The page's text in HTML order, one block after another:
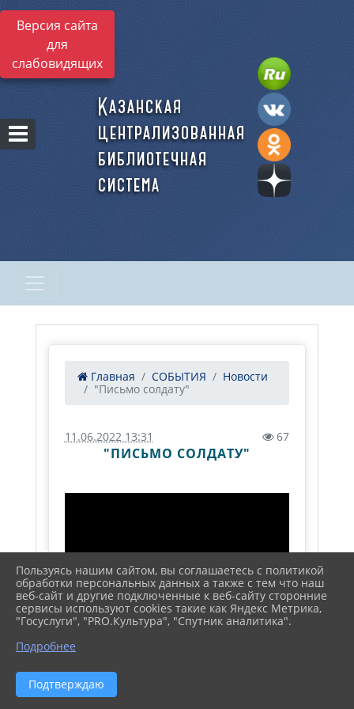
Версия сайта
для
слабовидящих
Казанская
централизованная
библиотечная
система
Главная СОБЫТИЯ
Новости
"Письмо солдату"
11.06.2022 13:31 67
"ПИСЬМО СОЛДАТУ"
Пользуясь нашим сайтом, вы соглашаетесь с политикой
обработки персональных данных а также с тем что наш
веб-сайт и другие подключенные к веб-сайту сторонние
сервисы используют cookies такие как Яндекс Метрика,
"Госуслуги", "PRO.Культура", "Спутник аналитика".
Подробнее
Подтверждаю